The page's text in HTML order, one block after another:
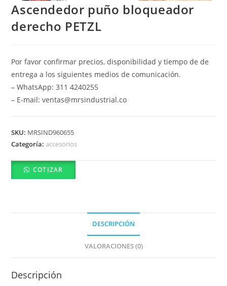
Ascendedor puño bloqueador
derecho PETZL
Por favor confirmar precios, disponibilidad y tiempo de de
entrega a los siguientes medios de comunicación.
– WhatsApp: 311 4240255
– E-mail: ventas@mrsindustrial.co
SKU: MRSIND960655
Categoría:accesorios
COTIZAR
DESCRIPCIÓN
VALORACIONES (0)
Descripción